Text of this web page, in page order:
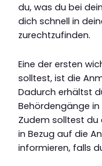
du, was du bei
dich schnell in
zurechtzufinden.
Eine der ersten
solltest, ist die
Dadurch erhältst
Behördengänge
Zudem solltest du
in Bezug auf die
informieren, falls